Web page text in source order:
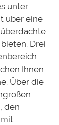
unter
über eine
Drei
Ihnen
Über die
den